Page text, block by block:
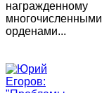
награжденному
многочисленными
орденами...